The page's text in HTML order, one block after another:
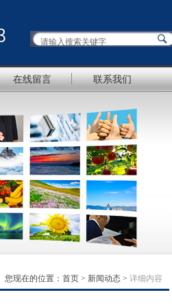
在线留言 联系我们
您现在的位置： 首页 > 新闻动态 > 详细内容